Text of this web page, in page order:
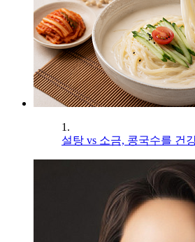
1.
설탕 vs 소금, 콩국수를 건